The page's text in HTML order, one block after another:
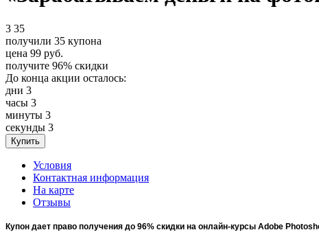
3 35
получили 35 купона
цена 99 руб.
получите 96% скидки
До конца акции осталось:
дни 3
часы 3
минуты 3
секунды 3
Условия
Контактная информация
На карте
Отзывы
Купон дает право получения до 96% скидки на онлайн-курсы Adobe